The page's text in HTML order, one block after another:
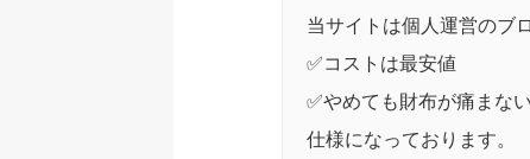
当サイトは個人運営のブ
✅コストは最安値
✅やめても財布が痛まない
仕様になっております。